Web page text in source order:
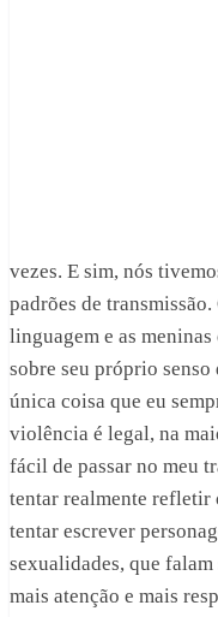
vezes. E sim, nós
padrões de
linguagem e as
sobre seu próprio senso
única coisa que eu
violência é legal, na
fácil de passar no meu
tentar realmente refletir
tentar escrever
sexualidades, que
mais atenção e mais